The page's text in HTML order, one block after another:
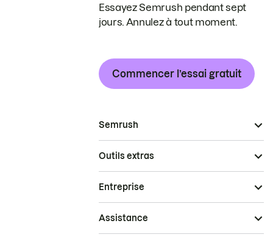
Essayez Semrush pendant sept
jours. Annulez à tout moment.
Commencer l’essai gratuit
Semrush
Outils extras
Entreprise
Assistance